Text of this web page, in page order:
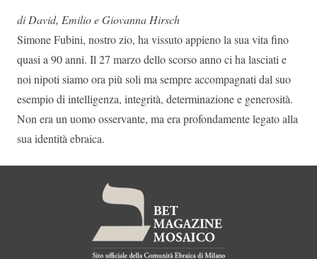
di David, Emilio e Giovanna Hirsch
Simone Fubini, nostro zio, ha vissuto appieno la sua vita fino
quasi a 90 anni. Il 27 marzo dello scorso anno ci ha lasciati e
noi nipoti siamo ora più soli ma sempre accompagnati dal suo
esempio di intelligenza, integrità, determinazione e generosità.
Non era un uomo osservante, ma era profondamente legato alla
sua identità ebraica.